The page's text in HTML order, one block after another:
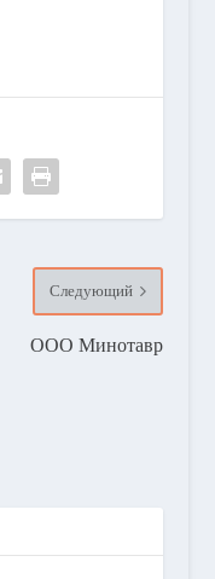
Следующий
ООО Минотавр